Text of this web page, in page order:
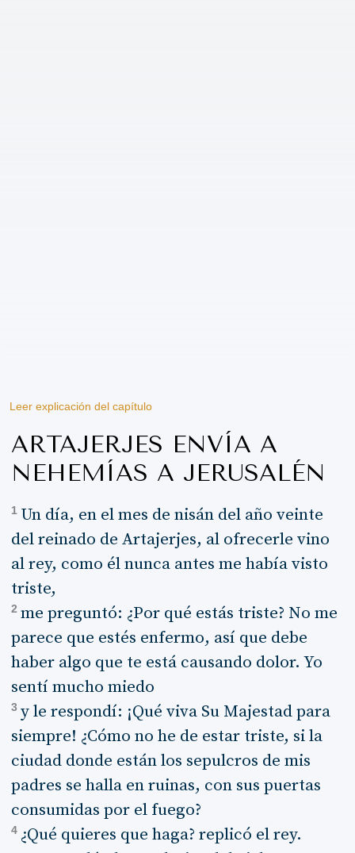
Leer explicación del capítulo
ARTAJERJES ENVÍA A
NEHEMÍAS A JERUSALÉN
1 Un día, en el mes de nisán del año veinte
del reinado de Artajerjes, al ofrecerle vino
al rey, como él nunca antes me había visto
triste,
2 me preguntó: ¿Por qué estás triste? No me
parece que estés enfermo, así que debe
haber algo que te está causando dolor. Yo
sentí mucho miedo
3 y le respondí: ¡Qué viva Su Majestad para
siempre! ¿Cómo no he de estar triste, si la
ciudad donde están los sepulcros de mis
padres se halla en ruinas, con sus puertas
consumidas por el fuego?
4 ¿Qué quieres que haga? replicó el rey.